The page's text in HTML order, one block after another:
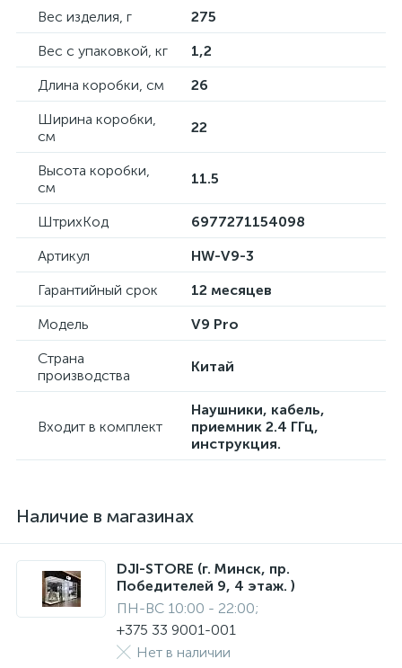
Вес изделия, г
275
Вес с упаковкой, кг
1,2
Длина коробки, см
26
Ширина коробки,
см
22
Высота коробки,
см
11.5
ШтрихКод
6977271154098
Артикул
HW-V9-3
Гарантийный срок
12 месяцев
Модель
V9 Pro
Страна
производства
Китай
Входит в комплект
Наушники, кабель,
приемник 2.4 ГГц,
инструкция.
Наличие в магазинах
DJI-STORE (г. Минск, пр.
Победителей 9, 4 этаж. )
ПН-ВС 10:00 - 22:00;
+375 33 9001-001
Нет в наличии